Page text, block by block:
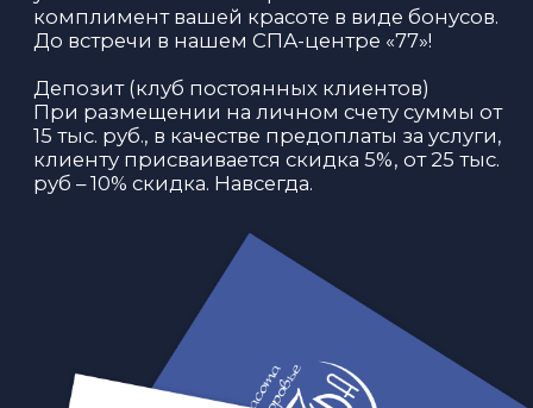
Как мы можем к Вам обращаться?
Контактный номер телефона?
Нажимая на кнопку, Вы даете согласие на
обработку персональных данных и
политику конфиденциальности